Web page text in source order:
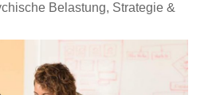
Belastung, Strategie &